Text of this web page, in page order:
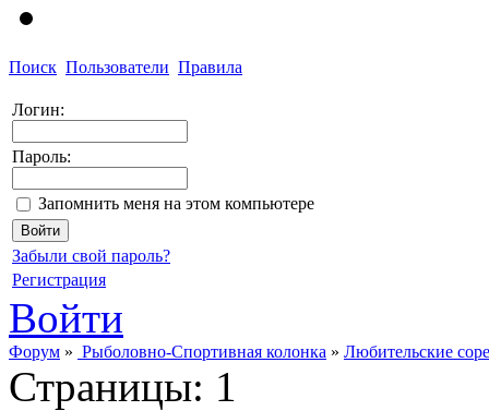
Поиск Пользователи Правила
Логин:
Пароль:
Запомнить меня на этом компьютере
Забыли свой пароль?
Регистрация
Войти
Форум » Рыболовно-Спортивная колонка » Любительские
Страницы: 1